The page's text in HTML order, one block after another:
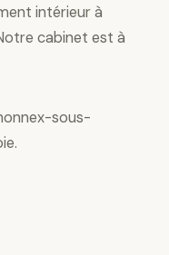
intérieur à
cabinet est à
sous-